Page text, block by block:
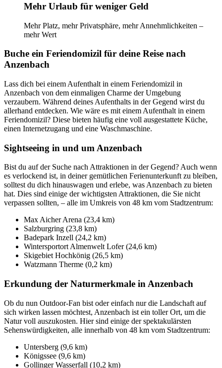
Mehr Urlaub für weniger Geld
Mehr Platz, mehr Privatsphäre, mehr Annehmlichkeiten –
mehr Wert
Buche ein Feriendomizil für deine Reise nach
Anzenbach
Lass dich bei einem Aufenthalt in einem Feriendomizil in
Anzenbach von dem einmaligen Charme der Umgebung
verzaubern. Während deines Aufenthalts in der Gegend wirst du
allerhand entdecken. Wie wäre es mit einem Aufenthalt in einem
Feriendomizil? Diese bieten häufig eine voll ausgestattete Küche,
einen Internetzugang und eine Waschmaschine.
Sightseeing in und um Anzenbach
Bist du auf der Suche nach Attraktionen in der Gegend? Auch wenn
es verlockend ist, in deiner gemütlichen Ferienunterkunft zu bleiben,
solltest du dich hinauswagen und erlebe, was Anzenbach zu bieten
hat. Dies sind einige der wichtigsten Attraktionen, die Sie nicht
verpassen sollten, – alle im Umkreis von 48 km vom Stadtzentrum:
Max Aicher Arena (23,4 km)
Salzburgring (23,8 km)
Badepark Inzell (24,2 km)
Wintersportort Almenwelt Lofer (24,6 km)
Skigebiet Hochkönig (26,5 km)
Watzmann Therme (0,2 km)
Erkundung der Naturmerkmale in Anzenbach
Ob du nun Outdoor-Fan bist oder einfach nur die Landschaft auf
sich wirken lassen möchtest, Anzenbach ist ein toller Ort, um die
Natur voll auszukosten. Hier sind einige der spektakulärsten
Sehenswürdigkeiten, alle innerhalb von 48 km vom Stadtzentrum:
Untersberg (9,6 km)
Königssee (9,6 km)
Gollinger Wasserfall (10,2 km)